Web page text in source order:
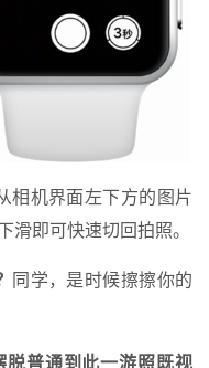
相机界面左下方的图片
滑即可快速切回拍照。
同学，是时候擦擦你的
脱普通到此一游照既视